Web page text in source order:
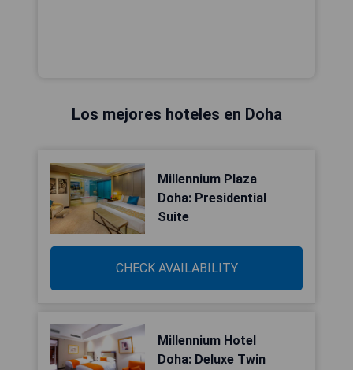
Los mejores hoteles en Doha
Millennium Plaza
Doha: Presidential
Suite
CHECK AVAILABILITY
Millennium Hotel
Doha: Deluxe Twin